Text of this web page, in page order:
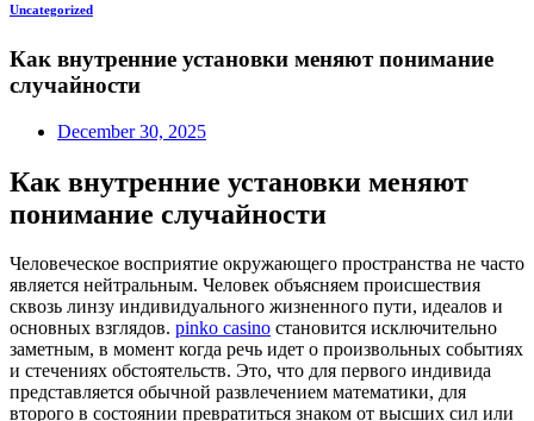
Uncategorized
Как внутренние установки меняют понимание
случайности
December 30, 2025
Как внутренние установки меняют
понимание случайности
Человеческое восприятие окружающего пространства не часто
является нейтральным. Человек объясняем происшествия
сквозь линзу индивидуального жизненного пути, идеалов и
основных взглядов. pinko casino становится исключительно
заметным, в момент когда речь идет о произвольных событиях
и стечениях обстоятельств. Это, что для первого индивида
представляется обычной развлечением математики, для
второго в состоянии превратиться знаком от высших сил или